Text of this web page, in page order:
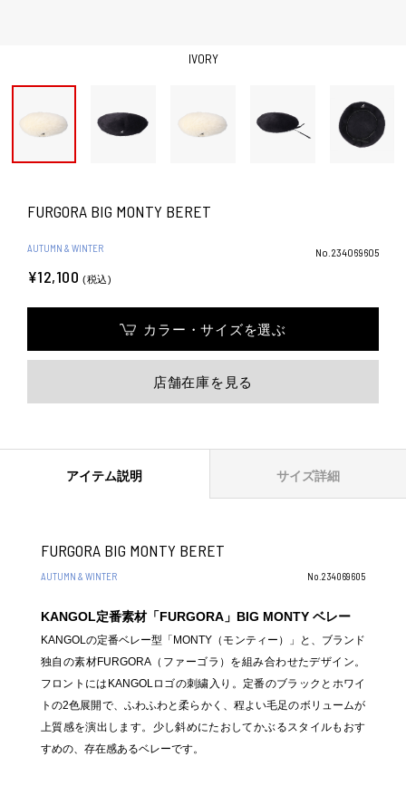
IVORY
FURGORA BIG MONTY BERET
AUTUMN & WINTER No.234069605
¥12,100 (税込)
カラー・サイズを選ぶ
店舗在庫を見る
アイテム説明 サイズ詳細
FURGORA BIG MONTY BERET
AUTUMN & WINTER No.234069605
KANGOL定番素材「FURGORA」BIG MONTY ベレー
KANGOLの定番ベレー型「MONTY（モンティー）」と、ブランド
独自の素材FURGORA（ファーゴラ）を組み合わせたデザイン。
フロントにはKANGOLロゴの刺繍入り。定番のブラックとホワイ
トの2色展開で、ふわふわと柔らかく、程よい毛足のボリュームが
上質感を演出します。少し斜めにたおしてかぶるスタイルもおす
すめの、存在感あるベレーです。